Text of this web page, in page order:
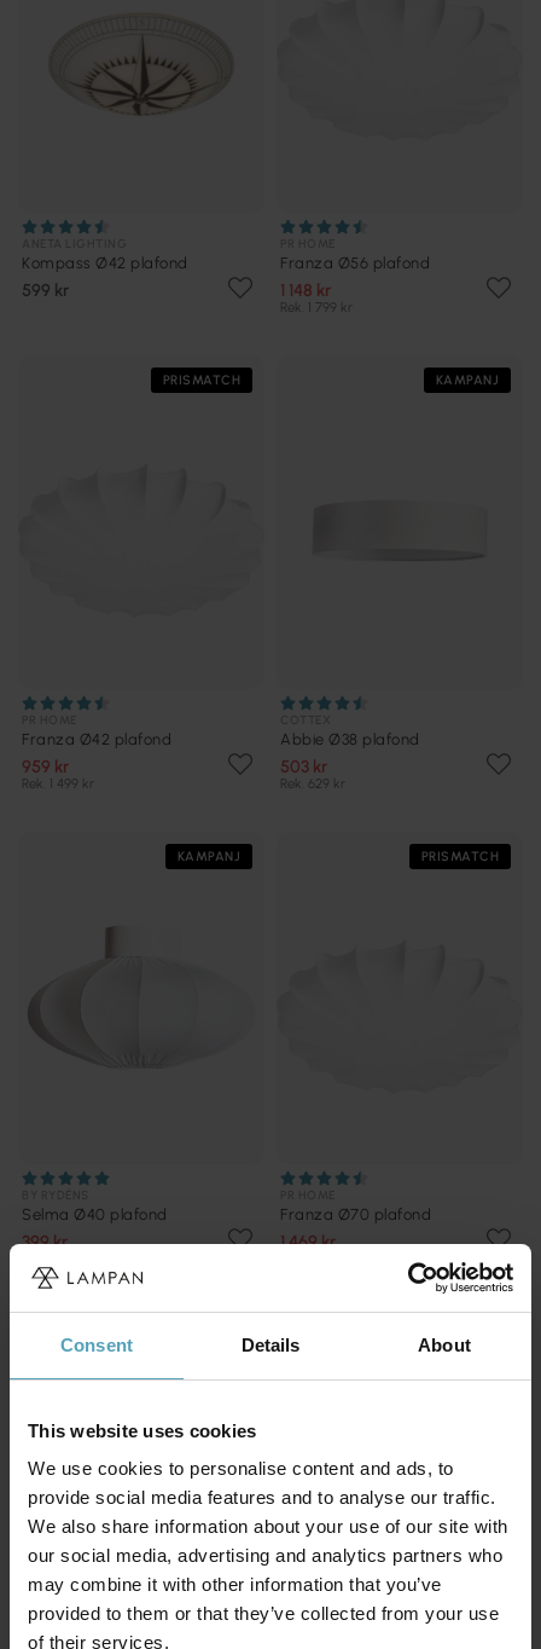
Consent Details About
This website uses cookies
We use cookies to personalise content and ads, to
provide social media features and to analyse our traffic.
We also share information about your use of our site with
our social media, advertising and analytics partners who
may combine it with other information that you’ve
provided to them or that they’ve collected from your use
of their services.
Kompass Ø42 plafond
599 kr
Franza Ø56 plafond
1 148 kr
Rek. 1 799 kr
PRISMATCH
Franza Ø42 plafond
959 kr
Rek. 1 499 kr
KAMPANJ
Abbie Ø38 plafond
503 kr
Rek. 629 kr
KAMPANJ
Selma Ø40 plafond
399 kr
PRISMATCH
Franza Ø70 plafond
1 469 kr